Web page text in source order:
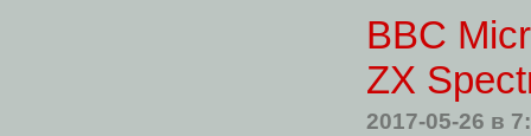
BBC
ZX
2017-05-26 в